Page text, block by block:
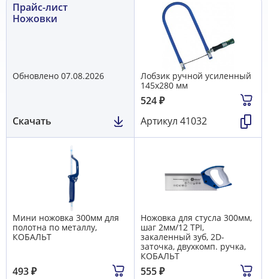
Прайс-лист
Ножовки
Обновлено 07.08.2026
Скачать
Лобзик ручной усиленный
145х280 мм
524₽
Артикул 41032
Мини ножовка 300мм для
полотна по металлу,
КОБАЛЬТ
493₽
Ножовка для стусла 300мм,
шаг 2мм/12 TPI,
закаленный зуб, 2D-
заточка, двухкомп. ручка,
КОБАЛЬТ
555₽